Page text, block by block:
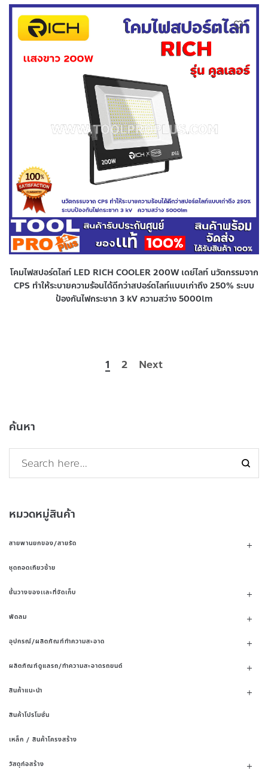
โคมไฟสปอร์ตไลท์ LED RICH COOLER 200W เดย์ไลท์ นวัตกรรมจาก
CPS ทำให้ระบายความร้อนได้ดีกว่าสปอร์ตไลท์แบบเก่าถึง 250% ระบบ
ป้องกันไฟกระชาก 3 kV ความสว่าง 5000lm
1 2 Next
ค้นหา
หมวดหมู่สินค้า
สายพานยกของ/สายรัด
ชุดถอดเกียวซ้าย
ชั้นวางของเเละที่จัดเก็บ
พัดลม
อุปกรณ์/ผลิตภัณฑ์ทำความสะอาด
ผลิตภัณฑ์ดูแลรถ/ทำความสะอาดรถยนต์
สินค้าแนะนำ
สินค้าโปรโมชั่น
เหล็ก / สินค้าโครงสร้าง
วัสดุก่อสร้าง